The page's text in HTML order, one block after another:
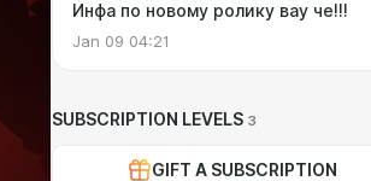
Инфа по новому ролику вау че!!!
Jan 09 04:21
SUBSCRIPTION LEVELS 3
GIFT A SUBSCRIPTION